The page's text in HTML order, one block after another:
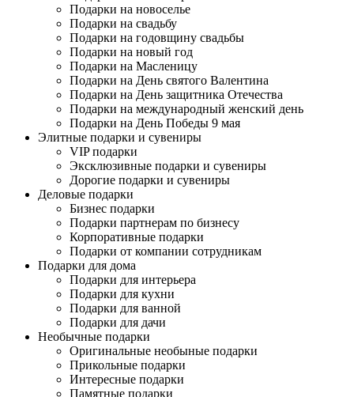
Подарки на новоселье
Подарки на свадьбу
Подарки на годовщину свадьбы
Подарки на новый год
Подарки на Масленицу
Подарки на День святого Валентина
Подарки на День защитника Отечества
Подарки на международный женский день
Подарки на День Победы 9 мая
Элитные подарки и сувениры
VIP подарки
Эксклюзивные подарки и сувениры
Дорогие подарки и сувениры
Деловые подарки
Бизнес подарки
Подарки партнерам по бизнесу
Корпоративные подарки
Подарки от компании сотрудникам
Подарки для дома
Подарки для интерьера
Подарки для кухни
Подарки для ванной
Подарки для дачи
Необычные подарки
Оригинальные необыные подарки
Прикольные подарки
Интересные подарки
Памятные подарки